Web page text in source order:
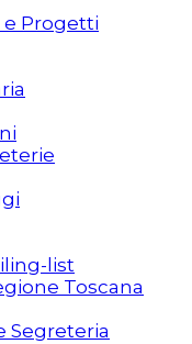
e Progetti
list
Toscana
Segreteria